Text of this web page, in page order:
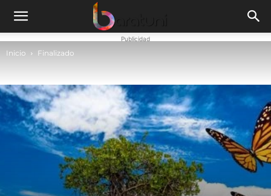
Publicidad
Inicio Finalizado